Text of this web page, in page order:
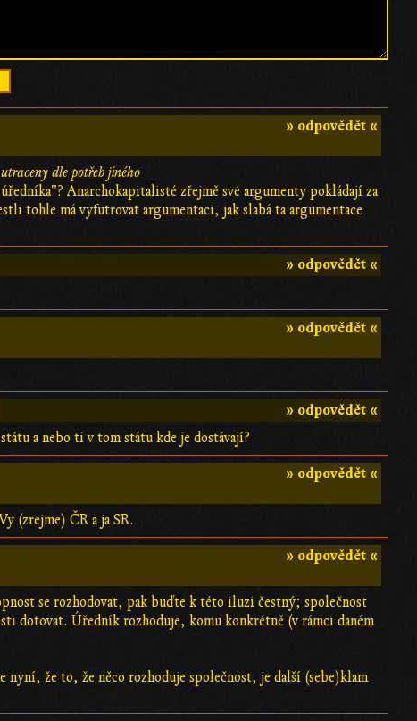
» odpovědět «
dle potřeb jiného
Anarchokapitalisté zřejmě své argumenty pokládají za
tohle má vyfutrovat argumentaci, jak slabá ta argumentace
» odpovědět «
» odpovědět «
» odpovědět «
a nebo ti v tom státu kde je dostávají?
» odpovědět «
(zrejme) ČR a ja SR.
» odpovědět «
se rozhodovat, pak buďte k této iluzi čestný; společnost
dotovat. Úředník rozhoduje, komu konkrétně (v rámci daném
nyní, že to, že něco rozhoduje společnost, je další (sebe)klam